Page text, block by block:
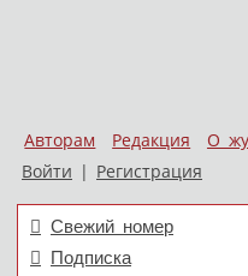
Авторам Редакция О
Войти | Регистрация
Свежий номер
Подписка